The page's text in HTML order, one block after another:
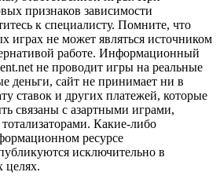
признаков зависимости
к специалисту. Помните, что
играх не может являться источником
работе. Информационный
не проводит игры на реальные
деньги, сайт не принимает ни в
ставок и других платежей, которые
связаны с азартными играми,
Какие-либо
ресурсе
исключительно в